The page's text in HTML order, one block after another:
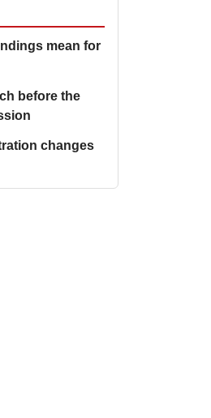
mean for
before the
changes